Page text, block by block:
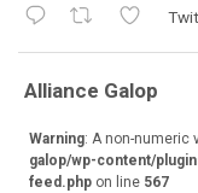
Alliance Galop
Warning: A non-numeric
galop/wp-content/
feed.php on line 567